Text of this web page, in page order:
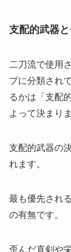
支配的武器
二刀流で使用
プに分類され
るかは「支配
よって決まりま
支配的武器の
れます。
最も優先され
の有無です。
歪んだ直剣や